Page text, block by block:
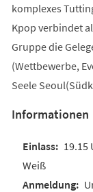
komplexes
Kpop verbindet
Gruppe die
(Wettbewerbe,
Seele
Informationen
19.15
Weiß